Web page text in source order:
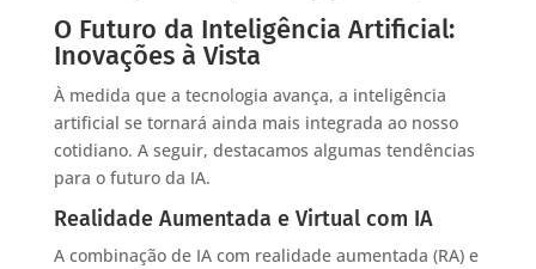
O Futuro da Inteligência Artificial:
Inovações à Vista
À medida que a tecnologia avança, a inteligência
artificial se tornará ainda mais integrada ao nosso
cotidiano. A seguir, destacamos algumas tendências
para o futuro da IA.
Realidade Aumentada e Virtual com IA
A combinação de IA com realidade aumentada (RA) e